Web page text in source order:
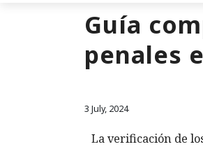
Guía
penales
3 July, 2024
La verificación de